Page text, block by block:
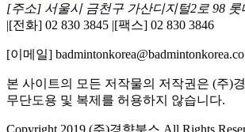
[주소] 서울시 금천구 가산디지털2로 98 롯
|[전화] 02 830 3845 |[팩스] 02 830 3846
[이메일]
본 사이트의 모든 저작물의 저작권은 (주)
무단도용 및 복제를 허용하지 않습니다.
Copyright 2019 (주)경향북스 All Rights